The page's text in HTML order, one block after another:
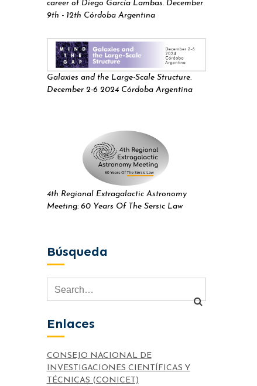
career of Diego García Lambas. December
9th - 12th Córdoba Argentina
Galaxies and the Large-Scale Structure.
December 2-6 2024 Córdoba Argentina
4th Regional Extragalactic Astronomy
Meeting: 60 Years Of The Sersic Law
Búsqueda
Enlaces
CONSEJO NACIONAL DE
INVESTIGACIONES CIENTÍFICAS Y
TÉCNICAS (CONICET)